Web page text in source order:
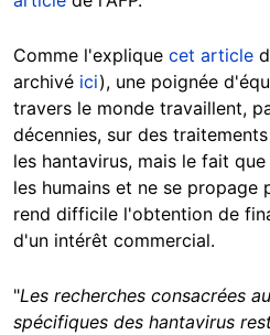
Comme l'explique cet article
archivé ici), une poignée
travers le monde travaillent,
décennies, sur des
les hantavirus, mais le fait
les humains et ne se propage
rend difficile l'obtention de
d'un intérêt commercial.
"Les recherches consacrées
spécifiques des hantavirus